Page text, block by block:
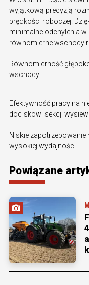
wyjątkową precyzją
prędkości roboczej.
minimalne odchylenia w
równomierne wschody
Równomierność
wschody.
Efektywność pracy na
dociskowi sekcji
Niskie
wysokiej wydajności.
Powiązane